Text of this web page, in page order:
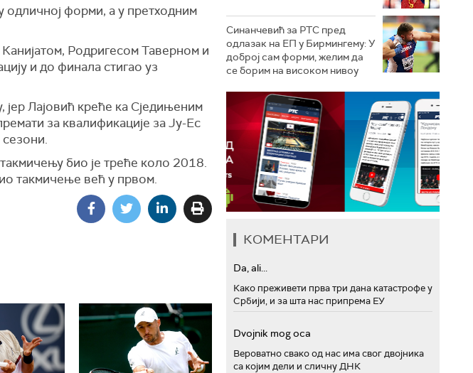
одличној форми, а у претходним
Родригесом Таверном и
и до финала стигао уз
јер Лајовић креће ка Сједињеним
за квалификације за Ју-Ес
био је треће коло 2018.
такмичење већ у првом.
Синанчевић за РТС пред
одлазак на ЕП у Бирмингему: У
доброј сам форми, желим да
се борим на високом нивоу
КОМЕНТАРИ
Da, ali...
Како преживети прва три дана катастрофе у
Србији, и за шта нас припрема ЕУ
Dvojnik mog oca
Вероватно свако од нас има свог двојника
са којим дели и сличну ДНК